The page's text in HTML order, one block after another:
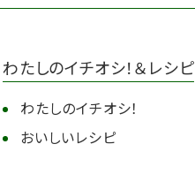
わたしのイチオシ！＆レシピ
わたしのイチオシ！
おいしいレシピ